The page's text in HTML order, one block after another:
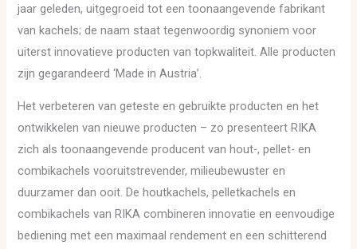
jaar geleden, uitgegroeid tot een toonaangevende fabrikant
van kachels; de naam staat tegenwoordig synoniem voor
uiterst innovatieve producten van topkwaliteit. Alle producten
zijn gegarandeerd ‘Made in Austria’.
Het verbeteren van geteste en gebruikte producten en het
ontwikkelen van nieuwe producten – zo presenteert RIKA
zich als toonaangevende producent van hout-, pellet- en
combikachels vooruitstrevender, milieubewuster en
duurzamer dan ooit. De houtkachels, pelletkachels en
combikachels van RIKA combineren innovatie en eenvoudige
bediening met een maximaal rendement en een schitterend